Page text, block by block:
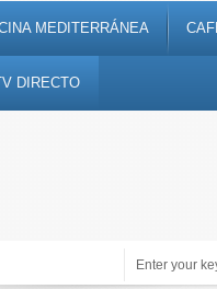
MEDITERRÁNEA
DIRECTO
Noticias, debates, fiestas,